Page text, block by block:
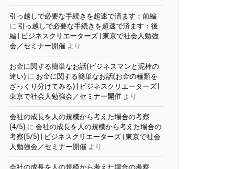
引っ越しで必要な手続きを超速で済ます：前編
に 引っ越しで必要な手続きを超速で済ます：後
編 | ビジネスクリエーターズ | 東京で社会人勉強
会／セミナー開催 より
お金に関する簡単なお話(ビジネスマンと泥棒の
違い) に お金に関する簡単なお話(お金の種類を
ざっくり分けてみる) | ビジネスクリエーターズ |
東京で社会人勉強会／セミナー開催 より
会社の成長を人の規模から考えた場合の考察
(4/5) に 会社の成長を人の規模から考えた場合の
考察(5/5) | ビジネスクリエーターズ | 東京で社会
人勉強会／セミナー開催 より
会社の成長を人の規模から考えた場合の考察